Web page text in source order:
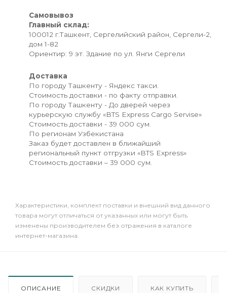
Самовывоз
Главный склад:
100012 г.Ташкент, Сергелийский район, Сергели-2,
дом 1-82
Ориентир: 9 эт. Здание по ул. Янги Сергели
Доставка
По городу Ташкенту - Яндекс такси.
Стоимость доставки - по факту отправки.
По городу Ташкенту - До дверей через
курьерскую службу «BTS Express Cargo Servise»
Стоимость доставки - 39 000 сум.
По регионам Узбекистана
Заказ будет доставлен в ближайший
региональный пункт отгрузки «BTS Express»
Стоимость доставки – 39 000 сум.
Xарактеристики, комплект поставки и внешний вид данного
товара могут отличаться от указанных или могут быть
изменены производителем без отражения в каталоге
интернет-магазина.
ОПИСАНИЕ СКИДКИ КАК КУПИТЬ